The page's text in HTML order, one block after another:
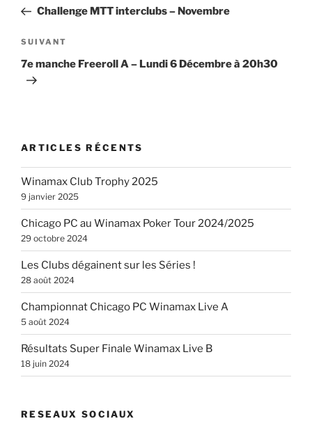
l’article
précédent
Challenge MTT interclubs – Novembre
Article
suivant
SUIVANT
7e manche Freeroll A – Lundi 6 Décembre à 20h30
ARTICLES RÉCENTS
Winamax Club Trophy 2025
9 janvier 2025
Chicago PC au Winamax Poker Tour 2024/2025
29 octobre 2024
Les Clubs dégainent sur les Séries !
28 août 2024
Championnat Chicago PC Winamax Live A
5 août 2024
Résultats Super Finale Winamax Live B
18 juin 2024
RESEAUX SOCIAUX